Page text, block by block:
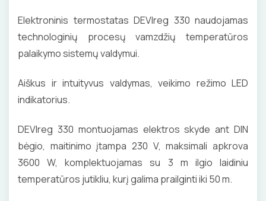
Elektroninis termostatas DEVIreg 330 naudojamas
technologinių procesų vamzdžių temperatūros
palaikymo sistemų valdymui.
Aiškus ir intuityvus valdymas, veikimo režimo LED
indikatorius.
DEVIreg 330 montuojamas elektros skyde ant DIN
bėgio, maitinimo įtampa 230 V, maksimali apkrova
3600 W, komplektuojamas su 3 m ilgio laidiniu
temperatūros jutikliu, kurį galima prailginti iki 50 m.